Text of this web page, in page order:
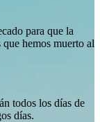
para que la
hemos muerto al
todos los días de
días.